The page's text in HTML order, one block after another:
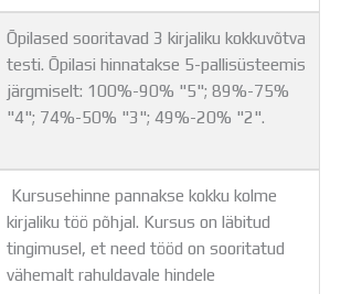
Õpilased sooritavad 3 kirjaliku kokkuvõtva
testi. Õpilasi hinnatakse 5-pallisüsteemis
järgmiselt: 100%-90% "5"; 89%-75%
"4"; 74%-50% "3"; 49%-20% "2".
Kursusehinne pannakse kokku kolme
kirjaliku töö põhjal. Kursus on läbitud
tingimusel, et need tööd on sooritatud
vähemalt rahuldavale hindele